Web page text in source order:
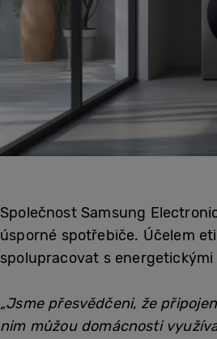
Společnost Samsung
úsporné spotřebiče. Účelem
spolupracovat s
„Jsme přesvědčeni, že
nim můžou domácnosti